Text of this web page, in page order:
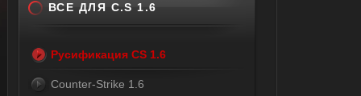
ВСЕ ДЛЯ C.S 1.6
Русификация CS 1.6
Counter-Strike 1.6